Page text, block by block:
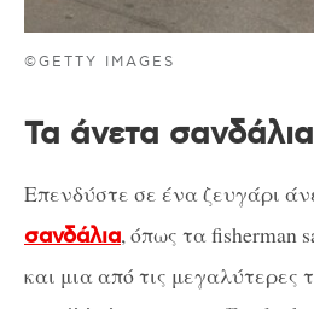
©GETTY IMAGES
Τα άνετα σανδάλια
Επενδύστε σε ένα ζευγάρι
σανδάλια, όπως τα fisherman
και μια από τις μεγαλύτερες